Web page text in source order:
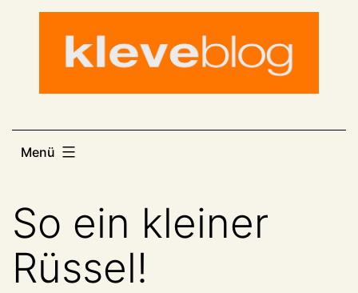
Menü
So ein kleiner
Rüssel!